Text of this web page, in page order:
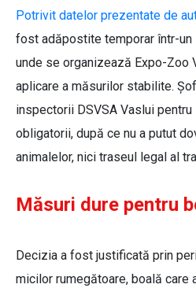
Potrivit datelor prezentate de
fost adăpostite temporar într-un
unde se organizează Expo-Zoo
aplicare a măsurilor stabilite.
inspectorii DSVSA Vaslui
obligatorii, după ce nu a putut
animalelor, nici traseul legal al
Măsuri dure pentru
Decizia a fost justificată prin
micilor rumegătoare, boală care